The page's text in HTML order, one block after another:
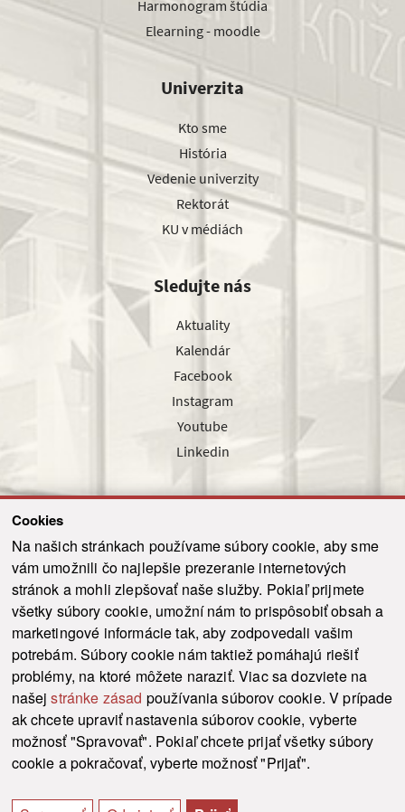
Cookies
Na našich stránkach používame súbory cookie, aby sme
vám umožnili čo najlepšie prezeranie internetových
stránok a mohli zlepšovať naše služby. Pokiaľ prijmete
všetky súbory cookie, umožní nám to prispôsobiť obsah a
marketingové informácie tak, aby zodpovedali vašim
potrebám. Súbory cookie nám taktiež pomáhajú riešiť
problémy, na ktoré môžete naraziť. Viac sa dozviete na
našejstránke zásad používania súborov cookie. V prípade
ak chcete upraviť nastavenia súborov cookie, vyberte
možnosť "Spravovať". Pokiaľ chcete prijať všetky súbory
cookie a pokračovať, vyberte možnosť "Prijať".
Harmonogram štúdia
Elearning - moodle
Univerzita
Kto sme
História
Vedenie univerzity
Rektorát
KU v médiách
Sledujte nás
Aktuality
Kalendár
Facebook
Instagram
Youtube
Linkedin
Odoslať
© 2021-2026 ku.sk. Všetky práva vyhradené. | Ochrana osobných údajov
Vyhlásenie o prístupnosti |
Admin
This site is protected by reCAPTCHA and the Google Privacy Policy and Terms of
Service
apply.